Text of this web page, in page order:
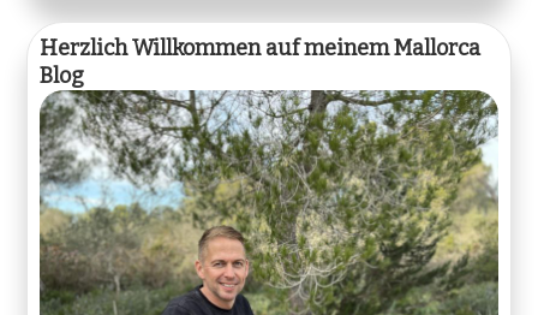
Herzlich Willkommen auf meinem Mallorca
Blog